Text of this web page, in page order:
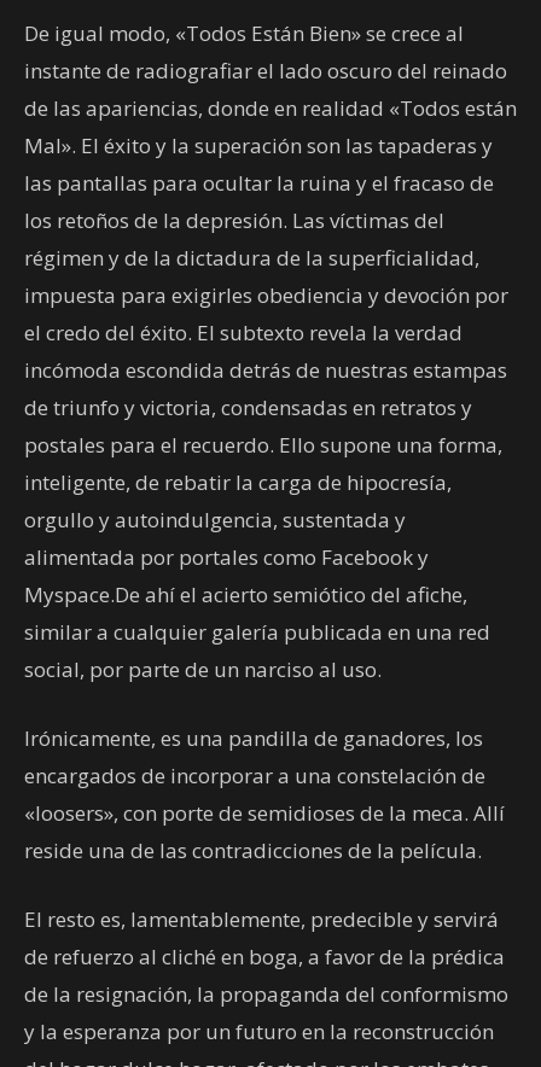
De igual modo, «Todos Están Bien» se crece al
instante de radiografiar el lado oscuro del reinado
de las apariencias, donde en realidad «Todos están
Mal». El éxito y la superación son las tapaderas y
las pantallas para ocultar la ruina y el fracaso de
los retoños de la depresión. Las víctimas del
régimen y de la dictadura de la superficialidad,
impuesta para exigirles obediencia y devoción por
el credo del éxito. El subtexto revela la verdad
incómoda escondida detrás de nuestras estampas
de triunfo y victoria, condensadas en retratos y
postales para el recuerdo. Ello supone una forma,
inteligente, de rebatir la carga de hipocresía,
orgullo y autoindulgencia, sustentada y
alimentada por portales como Facebook y
Myspace.De ahí el acierto semiótico del afiche,
similar a cualquier galería publicada en una red
social, por parte de un narciso al uso.
Irónicamente, es una pandilla de ganadores, los
encargados de incorporar a una constelación de
«loosers», con porte de semidioses de la meca. Allí
reside una de las contradicciones de la película.
El resto es, lamentablemente, predecible y servirá
de refuerzo al cliché en boga, a favor de la prédica
de la resignación, la propaganda del conformismo
y la esperanza por un futuro en la reconstrucción